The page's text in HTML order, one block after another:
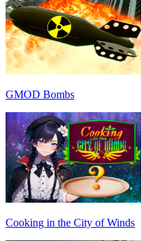
GMOD Bombs
Cooking in the City of Winds